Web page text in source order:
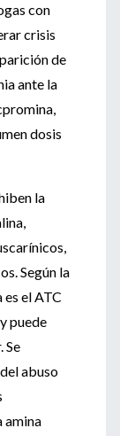
con
crisis
de
ante la
dosis
la
Según la
el ATC
puede
Se
abuso
amina